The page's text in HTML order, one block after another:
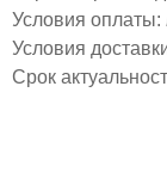
Условия оплаты:
Условия
Срок